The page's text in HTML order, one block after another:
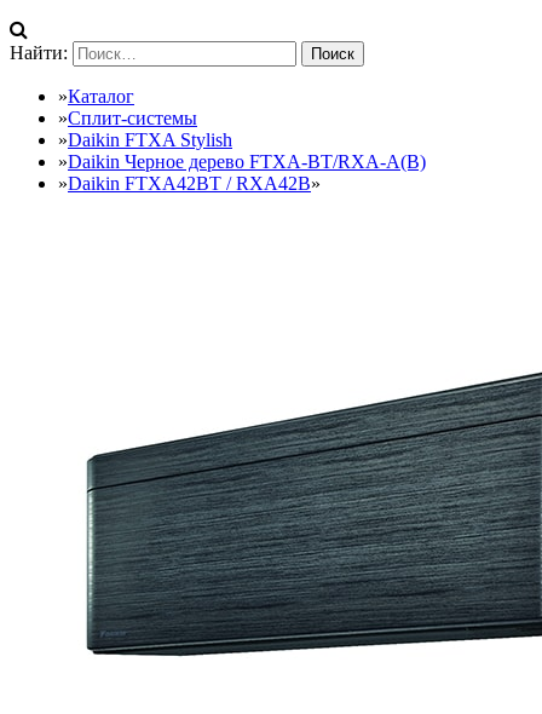
Найти:
»Каталог
»Сплит-системы
»Daikin FTXA Stylish
»Daikin Черное дерево FTXA-BT/RXA-A(B)
»Daikin FTXA42BT / RXA42B»